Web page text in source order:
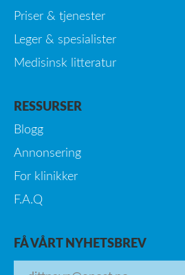
Priser & tjenester
Leger & spesialister
Medisinsk litteratur
RESSURSER
Blogg
Annonsering
For klinikker
F.A.Q
FÅ VÅRT NYHETSBREV